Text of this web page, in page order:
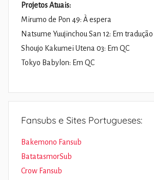
Projetos Atuais:
Mirumo de Pon 49: À espera
Natsume Yuujinchou San 12: Em tradução
Shoujo Kakumei Utena 03: Em QC
Tokyo Babylon: Em QC
Fansubs e Sites Portugueses:
Bakemono Fansub
BatatasmorSub
Crow Fansub